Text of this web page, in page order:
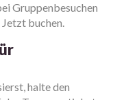
Gruppenbesuchen
Jetzt buchen.
halte den